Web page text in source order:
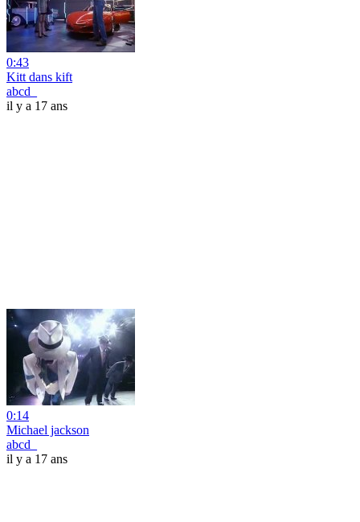
0:43
Kitt dans kift
abcd_
il y a 17 ans
0:14
Michael jackson
abcd_
il y a 17 ans